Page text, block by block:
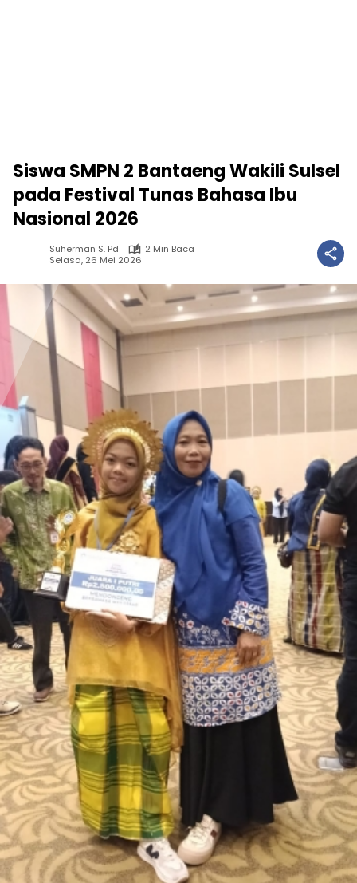
Siswa SMPN 2 Bantaeng Wakili Sulsel
pada Festival Tunas Bahasa Ibu
Nasional 2026
Suherman S. Pd
2 Min Baca
Selasa, 26 Mei 2026